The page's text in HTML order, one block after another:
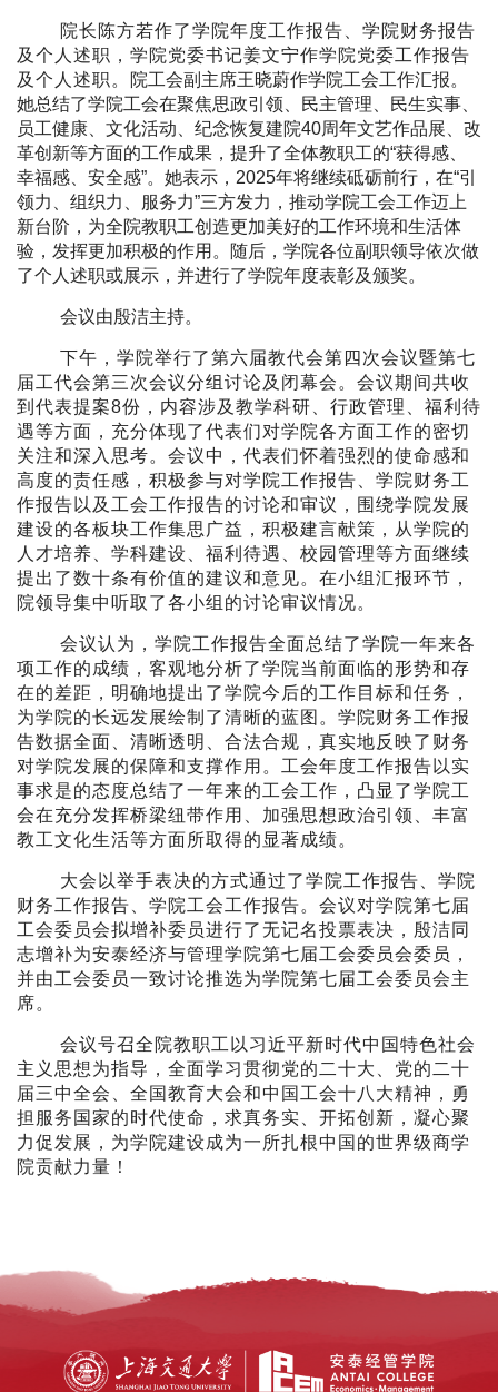
院长陈方若作了学院年度工作报告、学院财务报告
及个人述职，学院党委书记姜文宁作学院党委工作报告
及个人述职。
院工会副主席王晓蔚作学院工会工作汇报。
她总结了学院工会在聚焦思政引领、民主管理、民生实事、
员工健康、文化活动、纪念恢复建院40周年文艺作品展、改
革创新等方面的工作成果，提升了全体教职工的“获得感、
幸福感、安全感”。她表示，2025年将继续砥砺前行，在“引
领力、组织力、服务力”三方发力，推动学院工会工作迈上
新台阶，为全院教职工创造更加美好的工作环境和生活体
验，发挥更加积极的作用。随后，学院各位副职领导依次做
了个人述职或展示，并进行了学院年度表彰及颁奖。
会议由殷洁主持。
下午，学院举行了第六届教代会第四次会议暨第七
届工代会第三次会议分组讨论及闭幕会。会议期间共收
到代表提案8份，内容涉及教学科研、行政管理、福利待
遇等方面，充分体现了代表们对学院各方面工作的密切
关注和深入思考。会议中，代表们怀着强烈的使命感和
高度的责任感，积极参与对学院工作报告、学院财务工
作报告以及工会工作报告的讨论和审议，围绕学院发展
建设的各板块工作集思广益，积极建言献策，从学院的
人才培养、学科建设、福利待遇、校园管理等方面继续
提出了数十条有价值的建议和意见。在小组汇报环节，
院领导集中听取了各小组的讨论审议情况。
会议认为，学院工作报告全面总结了学院一年来各
项工作的成绩，客观地分析了学院当前面临的形势和存
在的差距，明确地提出了学院今后的工作目标和任务，
为学院的长远发展绘制了清晰的蓝图。学院财务工作报
告数据全面、清晰透明、合法合规，真实地反映了财务
对学院发展的保障和支撑作用。工会年度工作报告以实
事求是的态度总结了一年来的工会工作，凸显了学院工
会在充分发挥桥梁纽带作用、加强思想政治引领、丰富
教工文化生活等方面所取得的显著成绩。
大会以举手表决的方式通过了学院工作报告、学院
财务工作报告、学院工会工作报告。会议对学院第七届
工会委员会拟增补委员进行了无记名投票表决，殷洁同
志增补为安泰经济与管理学院第七届工会委员会委员，
并由工会委员一致讨论推选为学院第七届工会委员会主
席。
会议号召全院教职工以习近平新时代中国特色社会
主义思想为指导，全面学习贯彻党的二十大、党的二十
届三中全会、全国教育大会和中国工会十八大精神，勇
担服务国家的时代使命，求真务实、开拓创新，凝心聚
力促发展，为学院建设成为一所扎根中国的世界级商学
院贡献力量！